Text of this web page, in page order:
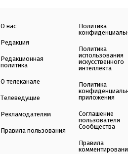
О нас
Редакция
Редакционная
политика
О телеканале
Телеведущие
Рекламодателям
Правила пользования
Политика
Политика
использования
искусственного
интеллекта
Политика
приложения
Соглашение
пользователя
Сообщества
Правила